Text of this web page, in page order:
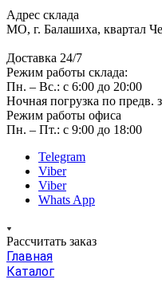
Адрес склада
МО, г. Балашиха, квартал
Доставка 24/7
Режим работы склада:
Пн. – Вс.: с 6:00 до 20:00
Ночная погрузка по предв.
Режим работы офиса
Пн. – Пт.: с 9:00 до 18:00
Telegram
Viber
Viber
Whats App
Рассчитать заказ
Главная
Каталог